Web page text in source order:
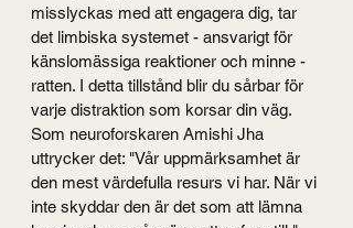
misslyckas med att engagera dig, tar
det limbiska systemet - ansvarigt för
känslomässiga reaktioner och minne -
ratten. I detta tillstånd blir du sårbar för
varje distraktion som korsar din väg.
Som neuroforskaren Amishi Jha
uttrycker det: "Vår uppmärksamhet är
den mest värdefulla resurs vi har. När vi
inte skyddar den är det som att lämna